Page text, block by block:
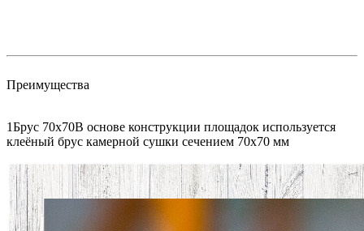
Преимущества
1Брус 70х70В основе конструкции площадок используется
клеёный брус камерной сушки сечением 70х70 мм